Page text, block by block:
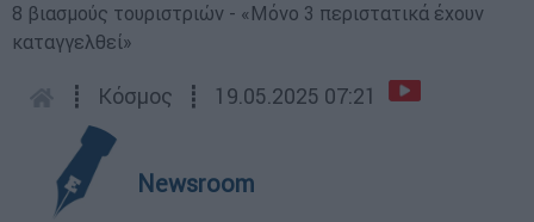
8 βιασμούς τουριστριών - «Μόνο 3 περιστατικά έχουν
καταγγελθεί»
┋ Κόσμος ┋ 19.05.2025 07:21
Newsroom